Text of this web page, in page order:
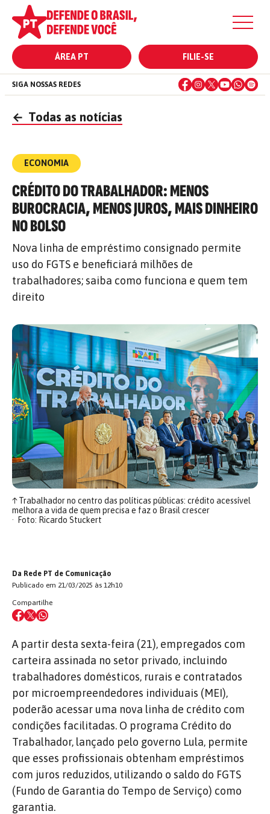
ÁREA PT FILIE-SE
SIGA NOSSAS REDES
← Todas as notícias
ECONOMIA
CRÉDITO DO TRABALHADOR: MENOS
BUROCRACIA, MENOS JUROS, MAIS DINHEIRO
NO BOLSO
Nova linha de empréstimo consignado permite
uso do FGTS e beneficiará milhões de
trabalhadores; saiba como funciona e quem tem
direito
↑Trabalhador no centro das políticas públicas: crédito acessível
melhora a vida de quem precisa e faz o Brasil crescer
Foto: Ricardo Stuckert
Da Rede PT de Comunicação
Publicado em 21/03/2025 às 12h10
Compartilhe
A partir desta sexta-feira (21), empregados com
carteira assinada no setor privado, incluindo
trabalhadores domésticos, rurais e contratados
por microempreendedores individuais (MEI),
poderão acessar uma nova linha de crédito com
condições facilitadas. O programa Crédito do
Trabalhador, lançado pelo governo Lula, permite
que esses profissionais obtenham empréstimos
com juros reduzidos, utilizando o saldo do FGTS
(Fundo de Garantia do Tempo de Serviço) como
garantia.